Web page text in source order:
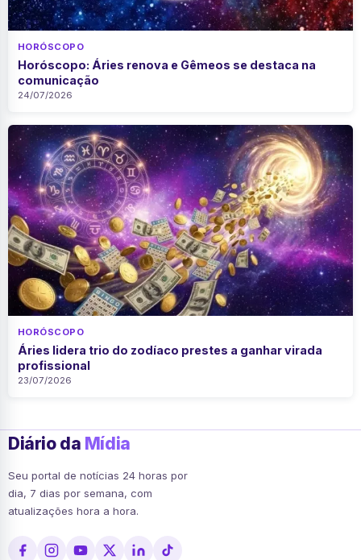
HORÓSCOPO
Horóscopo: Áries renova e Gêmeos se destaca na
comunicação
24/07/2026
HORÓSCOPO
Áries lidera trio do zodíaco prestes a ganhar virada
profissional
23/07/2026
Diário da Mídia
Seu portal de notícias 24 horas por
dia, 7 dias por semana, com
atualizações hora a hora.